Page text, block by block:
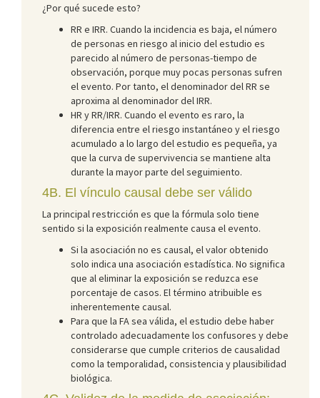
¿Por qué sucede esto?
RR e IRR. Cuando la incidencia es baja, el número
de personas en riesgo al inicio del estudio es
parecido al número de personas-tiempo de
observación, porque muy pocas personas sufren
el evento. Por tanto, el denominador del RR se
aproxima al denominador del IRR.
HR y RR/IRR. Cuando el evento es raro, la
diferencia entre el riesgo instantáneo y el riesgo
acumulado a lo largo del estudio es pequeña, ya
que la curva de supervivencia se mantiene alta
durante la mayor parte del seguimiento.
4B. El vínculo causal debe ser válido
La principal restricción es que la fórmula solo tiene
sentido si la exposición realmente causa el evento.
Si la asociación no es causal, el valor obtenido
solo indica una asociación estadística. No significa
que al eliminar la exposición se reduzca ese
porcentaje de casos. El término atribuible es
inherentemente causal.
Para que la FA sea válida, el estudio debe haber
controlado adecuadamente los confusores y debe
considerarse que cumple criterios de causalidad
como la temporalidad, consistencia y plausibilidad
biológica.